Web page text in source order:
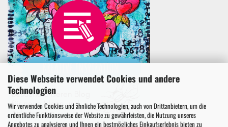
Diese Webseite verwendet Cookies und andere
Technologien
Wir verwenden Cookies und ähnliche Technologien, auch von Drittanbietern, um die
ordentliche Funktionsweise der Website zu gewährleisten, die Nutzung unseres
Angebotes zu analysieren und Ihnen ein bestmögliches Einkaufserlebnis bieten zu